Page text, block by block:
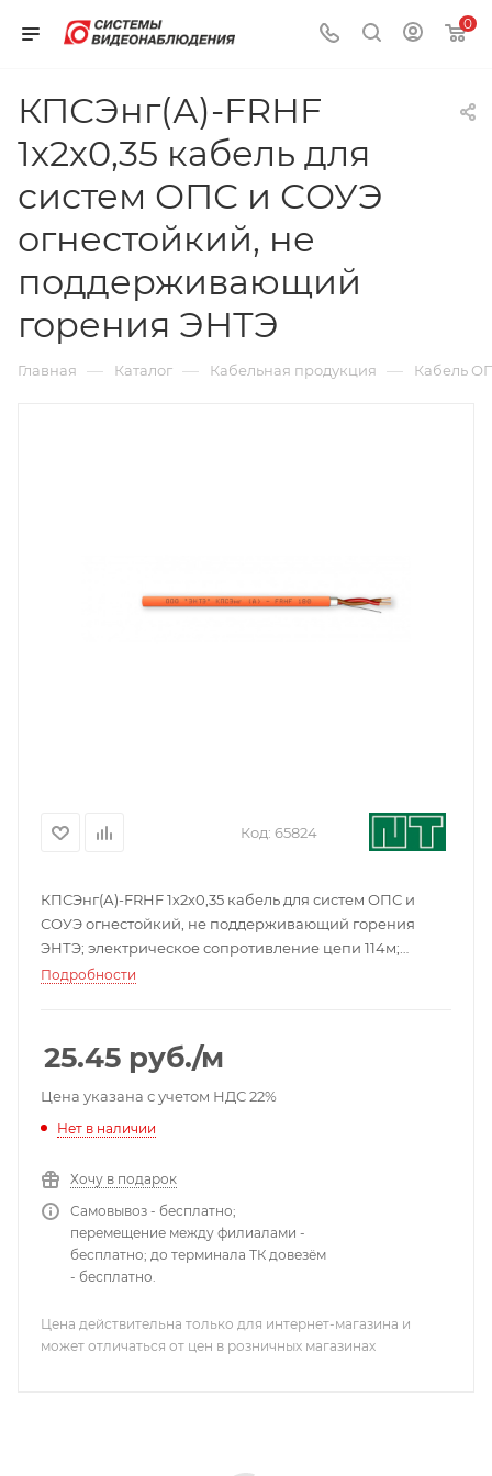
0
КПСЭнг(А)-FRHF
1х2х0,35 кабель для
систем ОПС и СОУЭ
огнестойкий, не
поддерживающий
горения ЭНТЭ
Главная — Каталог — Кабельная продукция — Кабель
Код: 65824
КПСЭнг(А)-FRHF 1х2х0,35 кабель для систем ОПС и
СОУЭ огнестойкий, не поддерживающий горения
ЭНТЭ; электрическое сопротивление цепи 114м;
электрическое сопротивление изоляции жил
жилами 1,4/1,0 кВ/1мин; коэффициент затухания на
частоте 1000 Гц 1,9 дБ/1 км; наружный размер кабеля
5,89 мм; расчетная масса кабеля 36,44 кг/км.
Подробности
25.45 руб./м
Цена указана с учетом НДС 22%
Нет в наличии
Хочу в подарок
Самовывоз - бесплатно;
перемещение между филиалами -
бесплатно; до терминала ТК довезём
- бесплатно.
Цена действительна только для интернет-магазина и
может отличаться от цен в розничных магазинах